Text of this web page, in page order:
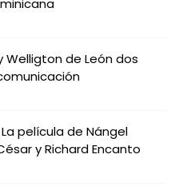
Welligton de León dos
La película de Nángel
y Richard Encanto